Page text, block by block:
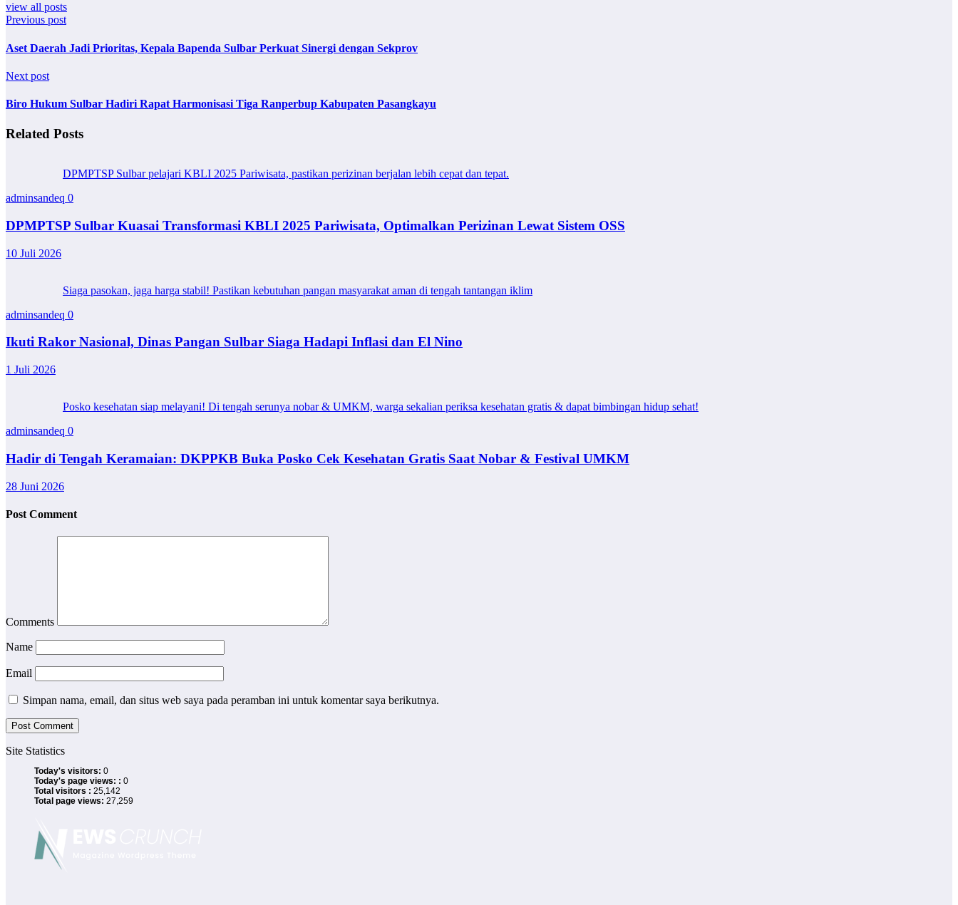
view all posts
Previous post
Aset Daerah Jadi Prioritas, Kepala Bapenda Sulbar Perkuat Sinergi dengan Sekprov
Next post
Biro Hukum Sulbar Hadiri Rapat Harmonisasi Tiga Ranperbup Kabupaten Pasangkayu
Related Posts
DPMPTSP Sulbar pelajari KBLI 2025 Pariwisata, pastikan perizinan berjalan lebih cepat dan tepat.
adminsandeq 0
DPMPTSP Sulbar Kuasai Transformasi KBLI 2025 Pariwisata, Optimalkan Perizinan Lewat Sistem OSS
10 Juli 2026
Siaga pasokan, jaga harga stabil! Pastikan kebutuhan pangan masyarakat aman di tengah tantangan iklim
adminsandeq 0
Ikuti Rakor Nasional, Dinas Pangan Sulbar Siaga Hadapi Inflasi dan El Nino
1 Juli 2026
Posko kesehatan siap melayani! Di tengah serunya nobar & UMKM, warga sekalian periksa kesehatan gratis & dapat bimbingan hidup sehat!
adminsandeq 0
Hadir di Tengah Keramaian: DKPPKB Buka Posko Cek Kesehatan Gratis Saat Nobar & Festival UMKM
28 Juni 2026
Post Comment
Comments
Name
Email
Simpan nama, email, dan situs web saya pada peramban ini untuk komentar saya berikutnya.
Site Statistics
Today's visitors: 0
Today's page views: : 0
Total visitors : 25,142
Total page views: 27,259